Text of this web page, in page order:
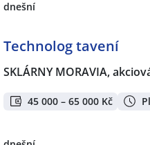
dnešní
Technolog tavení
SKLÁRNY MORAVIA,
45 000 – 65 000 Kč